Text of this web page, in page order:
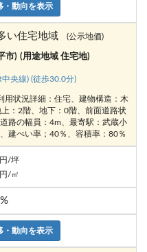
・動向を表示
い住宅地域 (公示地価)
市) (用途地域 住宅地)
中央線) (徒歩30.0分)
用状況詳細：住宅、建物構造：木
：2階、地下：0階、前面道路状
路の幅員：4m、最寄駅：武蔵小
建ぺい率；40％、容積率：80％
/坪
/㎡
・動向を表示